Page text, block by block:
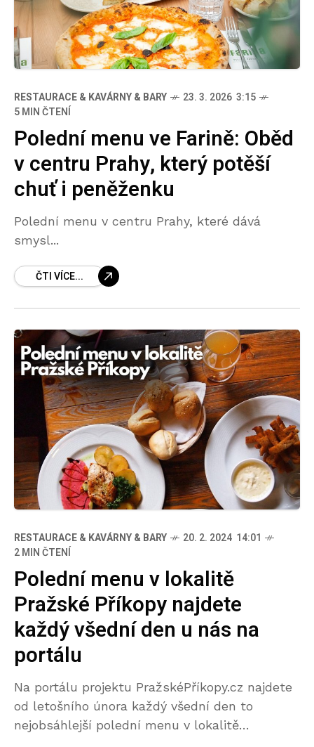
RESTAURACE & KAVÁRNY & BARY
23. 3. 2026 3:15
5 MIN ČTENÍ
Polední menu ve Farině: Oběd
v centru Prahy, který potěší
chuť i peněženku
Polední menu v centru Prahy, které dává
smysl...
ČTI VÍCE...
RESTAURACE & KAVÁRNY & BARY
20. 2. 2024 14:01
2 MIN ČTENÍ
Polední menu v lokalitě
Pražské Příkopy najdete
každý všední den u nás na
portálu
Na portálu projektu PražskéPříkopy.cz najdete
od letošního února každý všední den to
nejobsáhlejší polední menu v lokalitě